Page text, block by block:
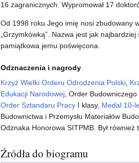
16 zagranicznych. Wypromował 17
Od 1998 roku Jego imię nosi zbudowany
„Grzymkówką”. Nazwa jest jak
pamiątkowa jemu poświęcona.
Odznaczenia i nagrody
Krzyż Wielki Orderu Odrodzenia Polski
Edukacji Narodowej , Order
Order Sztandaru Pracy I klasy, Medal 10-
Budownictwa i Przemysłu Materiałów
Odznaka Honorowa SITPMB. Był
Źródła do biogramu